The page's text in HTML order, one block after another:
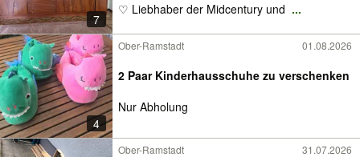
7
♡ Liebhaber der Midcentury und ...
4
Ober-Ramstadt 01.08.2026
2 Paar Kinderhausschuhe zu verschenken
Nur Abholung
Ober-Ramstadt 31.07.2026